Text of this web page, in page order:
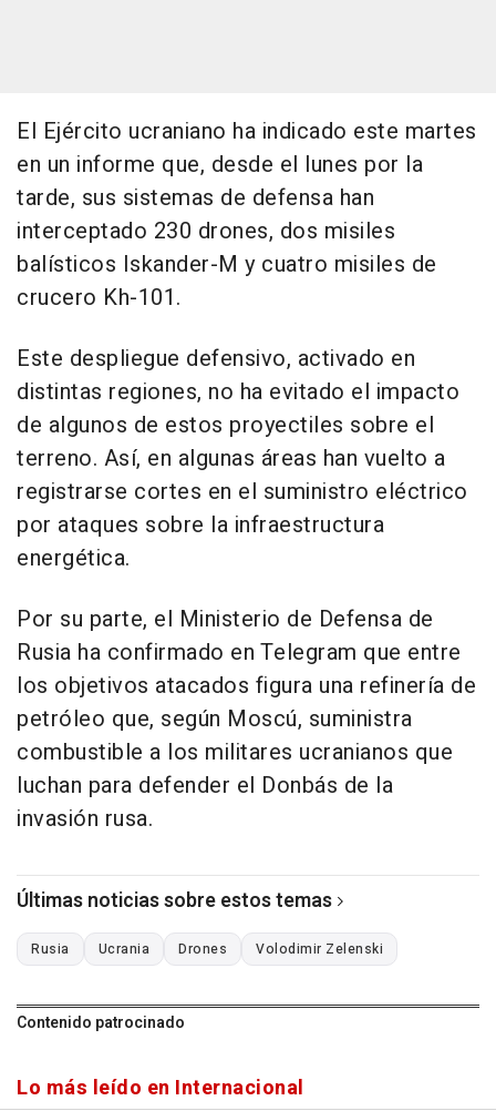
El Ejército ucraniano ha indicado este martes
en un informe que, desde el lunes por la
tarde, sus sistemas de defensa han
interceptado 230 drones, dos misiles
balísticos Iskander-M y cuatro misiles de
crucero Kh-101.
Este despliegue defensivo, activado en
distintas regiones, no ha evitado el impacto
de algunos de estos proyectiles sobre el
terreno. Así, en algunas áreas han vuelto a
registrarse cortes en el suministro eléctrico
por ataques sobre la infraestructura
energética.
Por su parte, el Ministerio de Defensa de
Rusia ha confirmado en Telegram que entre
los objetivos atacados figura una refinería de
petróleo que, según Moscú, suministra
combustible a los militares ucranianos que
luchan para defender el Donbás de la
invasión rusa.
Últimas noticias sobre estos temas
Rusia Ucrania Drones Volodimir Zelenski
Contenido patrocinado
Lo más leído en Internacional